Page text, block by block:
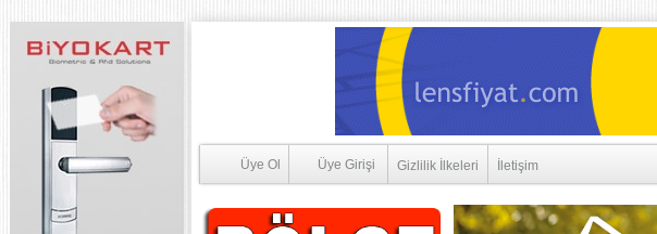
Üye Ol Üye Girişi Gizlilik İlkeleri İletişim